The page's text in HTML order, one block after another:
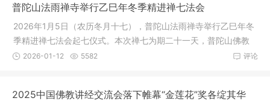
普陀山法雨禅寺举行乙巳年冬季精进禅七法会
2026年1月5日（农历冬月十七），普陀山法雨禅寺举行乙巳年冬
季精进禅七法会起七仪式。本次禅七为期二十一天，普陀山佛教
协会会长
评论
2026-01-12 5582
2025中国佛教讲经交流会落下帷幕“金莲花”奖各绽其华